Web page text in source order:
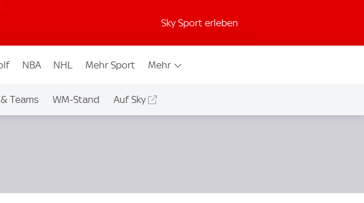
Sky Sport erleben
NBA NHL Mehr Sport Mehr
Teams WM-Stand Auf Sky